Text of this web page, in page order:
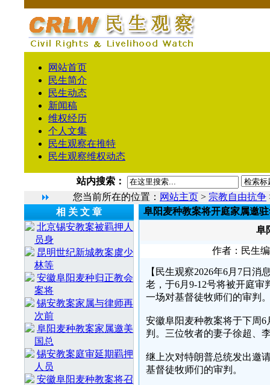
网站首页
民生简介
民生动态
新闻稿
维权经历
个人文集
民生观察在推特
民生观察维权动态
站内搜索：
您当前所在的位置： 网站主页 > 宗教自由抗争
相 关 文 章
北京锡安教案被羁押人
员身
昆明世纪新城教案虞少
林等
安徽阜阳麦种归正教会
案将
锡安教案家属与律师再
次前
阜阳麦种教案家属邀美
国总
锡安教案庭审延期羁押
人员
安徽阜阳麦种教案将召
阜阳麦种教案将开庭家属邀
阜
作者：民生
【民生观察2026年6月7日
老，于6月9-12号将被开庭
一场对基督徒牧师们的审判
安徽阜阳麦种教案将于下周
判。三位牧者的妻子徐超、
继上次对特朗普总统发出邀
基督徒牧师们的审判。